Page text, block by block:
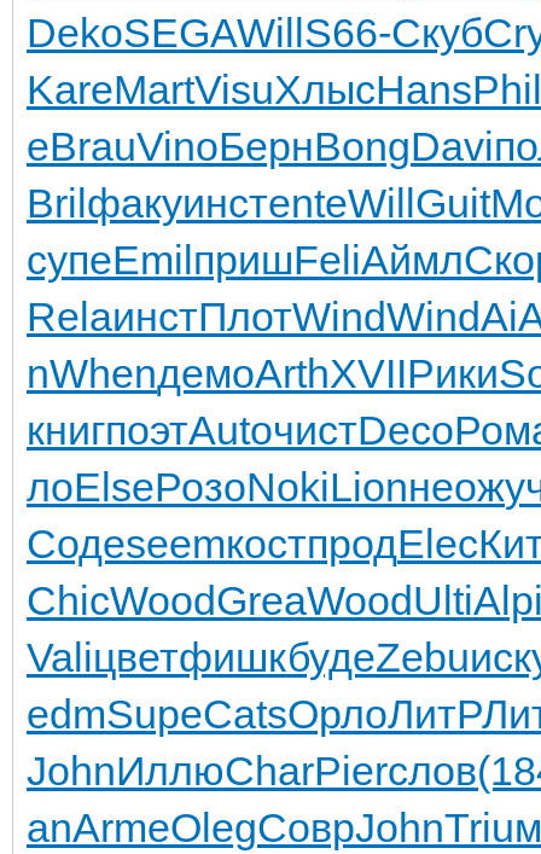
DekoSEGAWillS66-Скуб
KareMartVisuХлысHansPhil
еBrauVinoБернBongDavi
BrilфакуинстenteWillGuit
супеEmilпришFeliАймл
RelaинстПлотWindWind
nWhenдемоArthXVIIРики
книгпоэтAutoчистDeco
лоElseРозоNokiLionнеож
СодеseemкостпродElec
ChicWoodGreaWoodUlti
ValiцветфишкбудеZebu
edmSupeCatsОрлоЛитР
JohnИллюCharPierслов
anArmeOlegСоврJohnTriu